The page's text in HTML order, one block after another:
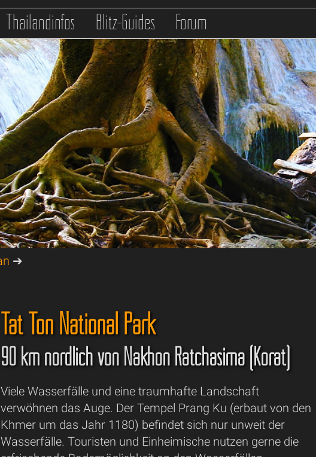
Thailandinfos Blitz-Guides Forum
➔
Tat Ton National Park
90 km nördlich von Nakhon Ratchasima (Korat)
Viele Wasserfälle und eine traumhafte Landschaft
verwöhnen das Auge. Der Tempel Prang Ku (erbaut von den
Khmer um das Jahr 1180) befindet sich nur unweit der
Wasserfälle. Touristen und Einheimische nutzen gerne die